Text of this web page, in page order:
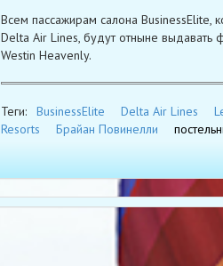
Всем пассажирам салона BusinessElite,
Delta Air Lines, будут отныне
Westin Heavenly.
Теги: BusinessElite Delta Air Lines
Resorts
Брайан Повинелли